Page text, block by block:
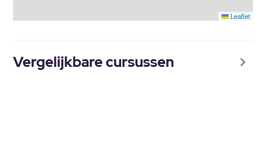
Leaflet
Vergelijkbare cursussen